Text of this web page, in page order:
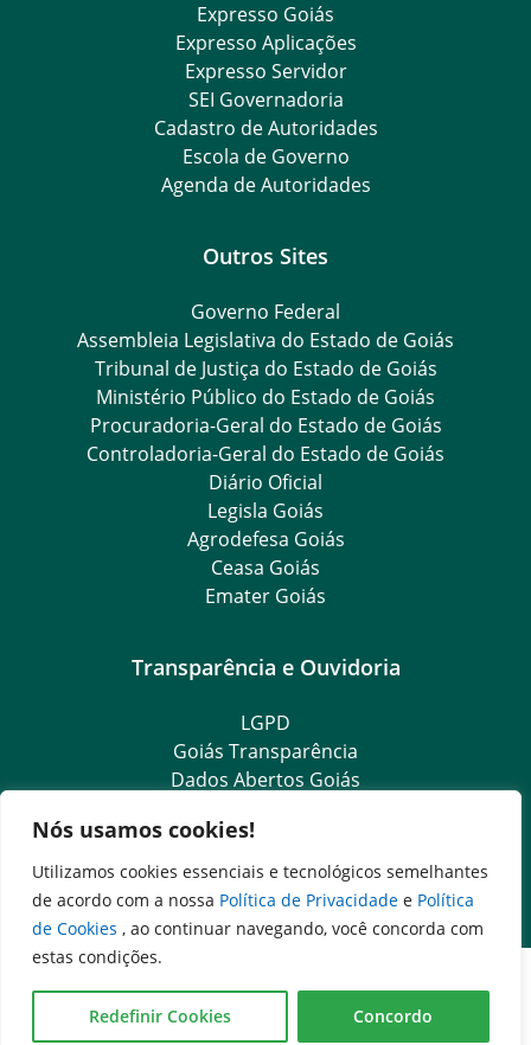
Nós usamos cookies!
Utilizamos cookies essenciais e tecnológicos semelhantes
de acordo com a nossa Política de Privacidade e Política
de Cookies , ao continuar navegando, você concorda com
estas condições.
Redefinir Cookies Concordo
Expresso Goiás
Expresso Aplicações
Expresso Servidor
SEI Governadoria
Cadastro de Autoridades
Escola de Governo
Agenda de Autoridades
Outros Sites
Governo Federal
Assembleia Legislativa do Estado de Goiás
Tribunal de Justiça do Estado de Goiás
Ministério Público do Estado de Goiás
Procuradoria-Geral do Estado de Goiás
Controladoria-Geral do Estado de Goiás
Diário Oficial
Legisla Goiás
Agrodefesa Goiás
Ceasa Goiás
Emater Goiás
Transparência e Ouvidoria
LGPD
Goiás Transparência
Dados Abertos Goiás
SIC – Serviço de Informação ao Cidadão
e-SIC – Serviço Eletrônico de Informação ao Cidadão
Ouvidoria Setorial (Presencial)